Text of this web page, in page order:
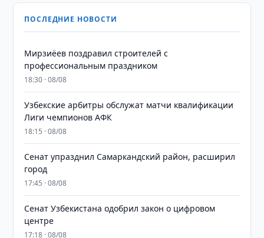
ПОСЛЕДНИЕ НОВОСТИ
Мирзиёев поздравил строителей с
профессиональным праздником
18:30 · 08/08
Узбекские арбитры обслужат матчи квалификации
Лиги чемпионов АФК
18:15 · 08/08
Сенат упразднил Самаркандский район, расширил
город
17:45 · 08/08
Сенат Узбекистана одобрил закон о цифровом
центре
17:18 · 08/08